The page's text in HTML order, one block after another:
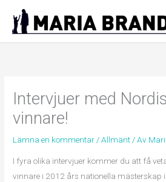
innehåll
Intervjuer med
vinnare!
Lämna en kommentar /Allmänt / Av
I fyra olika intervjuer kommer du att få
vinnare i 2012 års nationella mästerskap